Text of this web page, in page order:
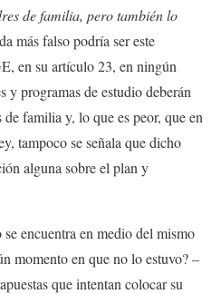
de familia, pero también lo
más falso podría ser este
en su artículo 23, en ningún
y programas de estudio deberán
familia y, lo que es peor, que en
tampoco se señala que dicho
alguna sobre el plan y
encuentra en medio del mismo
momento en que no lo estuvo? –
que intentan colocar su